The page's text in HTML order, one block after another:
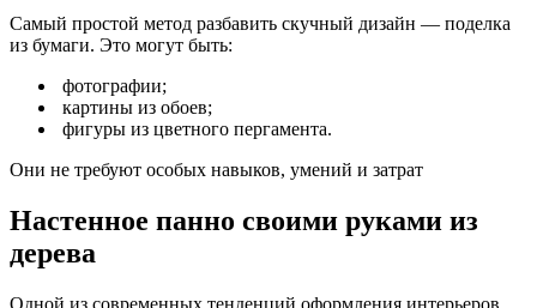
Самый простой метод разбавить скучный дизайн — поделка
из бумаги. Это могут быть:
фотографии;
картины из обоев;
фигуры из цветного пергамента.
Они не требуют особых навыков, умений и затрат
Настенное панно своими руками из
дерева